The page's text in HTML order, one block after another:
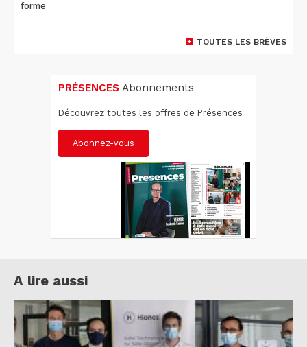
forme
TOUTES LES BRÈVES
PRÉSENCES Abonnements
Découvrez toutes les offres de Présences
Abonnez-vous
A lire aussi